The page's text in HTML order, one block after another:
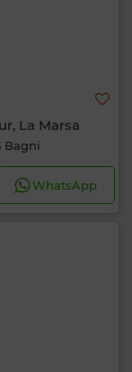
La Marsa
Bagni
WhatsApp